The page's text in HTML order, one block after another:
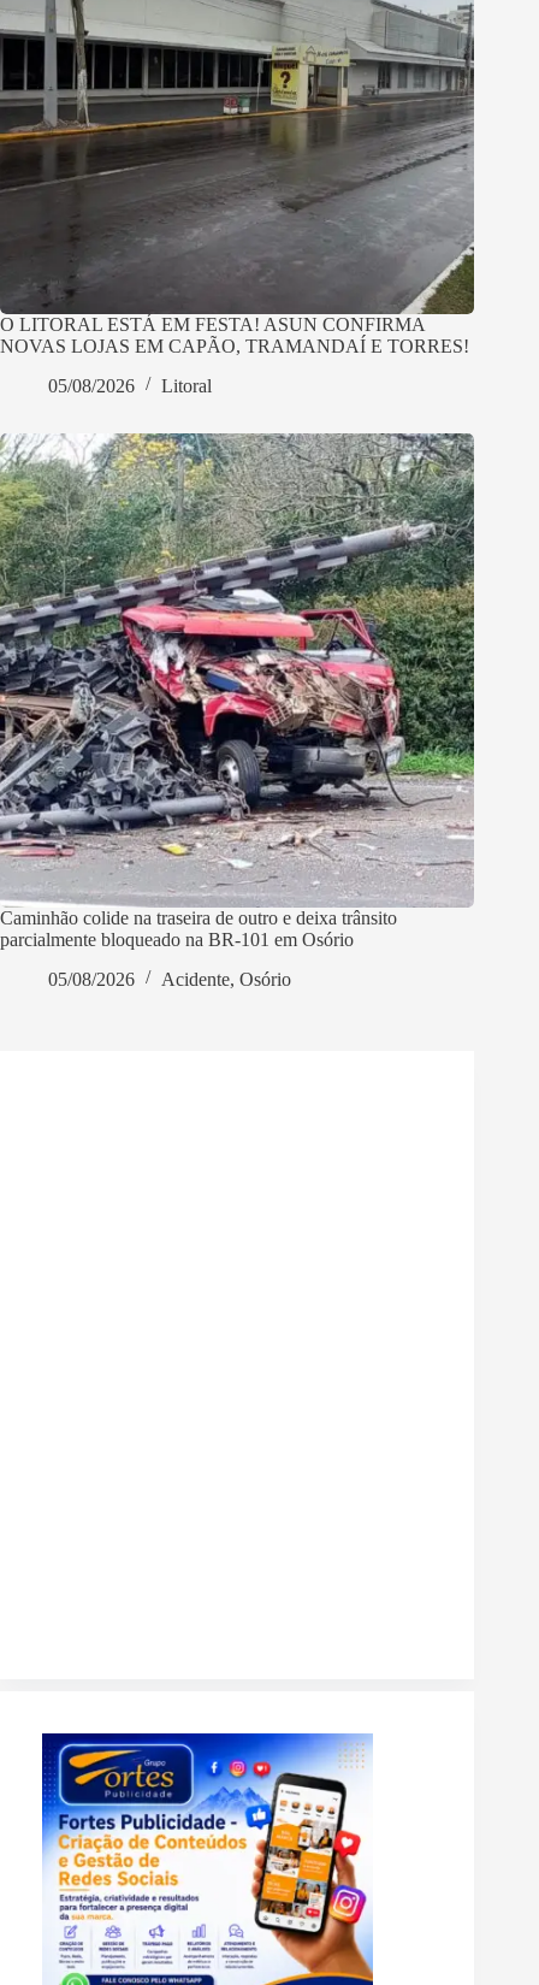
O LITORAL ESTÁ EM FESTA! ASUN CONFIRMA
NOVAS LOJAS EM CAPÃO, TRAMANDAÍ E TORRES!
05/08/2026
Litoral
Caminhão colide na traseira de outro e deixa trânsito
parcialmente bloqueado na BR-101 em Osório
05/08/2026
Acidente, Osório